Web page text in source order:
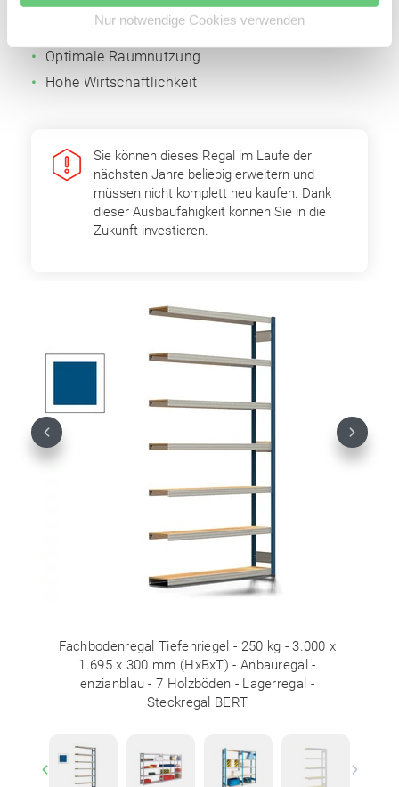
Nur notwendige Cookies verwenden
Einfache Erweiterbarkeit durch Grund- und
Optimale Raumnutzung
Hohe Wirtschaftlichkeit
Sie können dieses Regal im Laufe der
nächsten Jahre beliebig erweitern und
müssen nicht komplett neu kaufen. Dank
dieser Ausbaufähigkeit können Sie in die
Zukunft investieren.
Fachbodenregal Tiefenriegel - 250 kg - 3.000 x
1.695 x 300 mm (HxBxT) - Anbauregal -
enzianblau - 7 Holzböden - Lagerregal -
Steckregal BERT
Previous Next
Previous Next